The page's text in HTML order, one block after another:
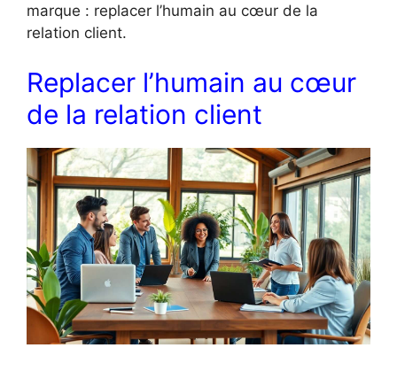
marque : replacer l’humain au cœur de la
relation client.
Replacer l’humain au cœur
de la relation client